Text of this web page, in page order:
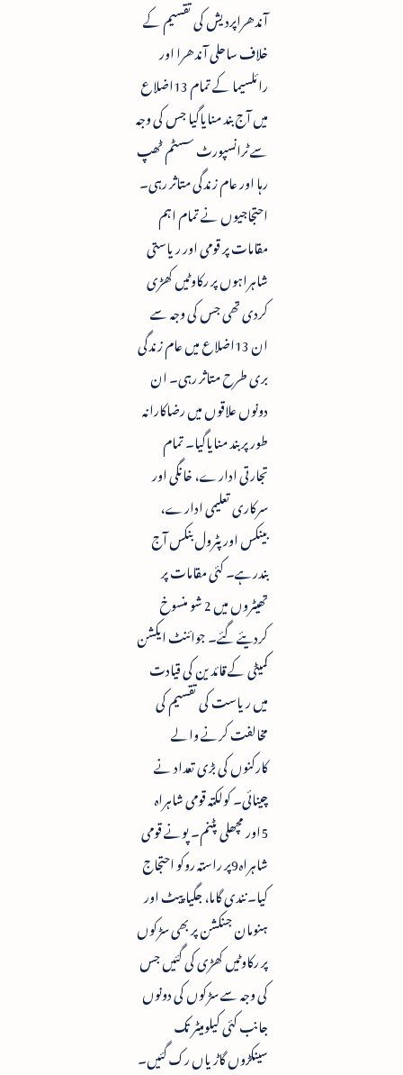
آندھراپردیش کی تقسیم کے
خلاف ساحلی آندھرا اور
رائلسیما کے تمام 13اضلاع
میں آج بند منایاگیا جس کی وجہ
سے ٹرانسپورٹ سسٹم ٹھپ
رہا اور عام زندگی متاثر رہی۔
احتجاجیوں نے تمام اہم
مقامات پر قومی اور ریاستی
شاہراہوں پر رکاوٹیں کھڑی
کردی تھی جس کی وجہ سے
ان 13اضلاع میں عام زندگی
بری طرح متاثر رہی۔ ان
دونوں علاقوں میں رضاکارانہ
طورپر بند منایاگیا۔ تمام
تجارتی ادارے، خانگی اور
سرکاری تعلیمی ادارے،
بینکس اور پٹرول بنکس آج
بندرہے۔ کئی مقامات پر
تھیٹروں میں 2 شو منسوخ
کردیئے گئے۔ جوائنٹ ایکشن
کمیٹی کے قائدین کی قیادت
میں ریاست کی تقسیم کی
مخالفت کرنے والے
کارکنوں کی بڑی تعداد نے
چینائی۔ کولکتہ قومی شاہراہ
5اور مچھلی پٹنم۔ پونے قومی
شاہراہ9پر راستہ روکو احتجاج
کیا۔ نندی گاما، جگیاپیٹ اور
ہنومان جنکشن پر بھی سڑکوں
پر رکاوٹیں کھڑی کی گئیں جس
کی وجہ سے سڑکوں کی دونوں
جانب کئی کیلومیٹر تک
سینکڑوں گاڑیاں رک گئیں۔